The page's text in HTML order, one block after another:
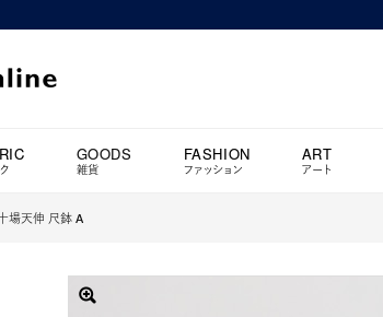
GOODS
雑貨
FASHION
ファッション
ART
アート
場天伸 尺鉢 A